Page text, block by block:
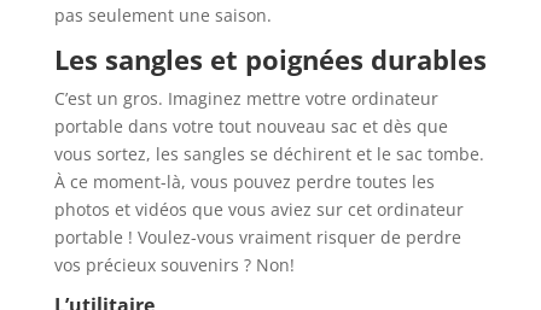
pas seulement une saison.
Les sangles et poignées durables
C’est un gros. Imaginez mettre votre ordinateur
portable dans votre tout nouveau sac et dès que
vous sortez, les sangles se déchirent et le sac tombe.
À ce moment-là, vous pouvez perdre toutes les
photos et vidéos que vous aviez sur cet ordinateur
portable ! Voulez-vous vraiment risquer de perdre
vos précieux souvenirs ? Non!